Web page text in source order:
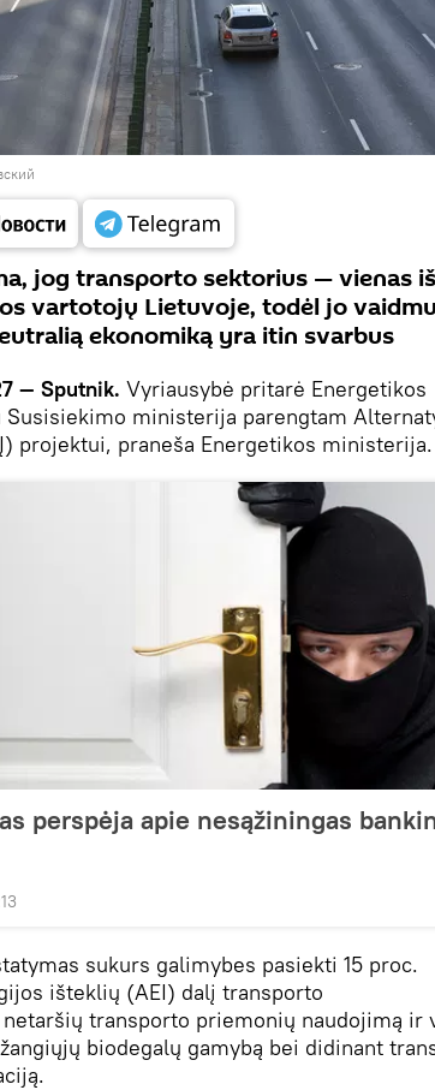
jog transporto sektorius — vienas iš
vartotojų Lietuvoje, todėl jo
ekonomiką yra itin svarbus
— Sputnik. Vyriausybė pritarė Energetikos
ministerija parengtam
projektui, praneša Energetikos ministerija.
perspėja apie nesąžiningas
sukurs galimybes pasiekti 15 proc.
išteklių (AEI) dalį transporto
transporto priemonių naudojimą ir
biodegalų gamybą bei didinant